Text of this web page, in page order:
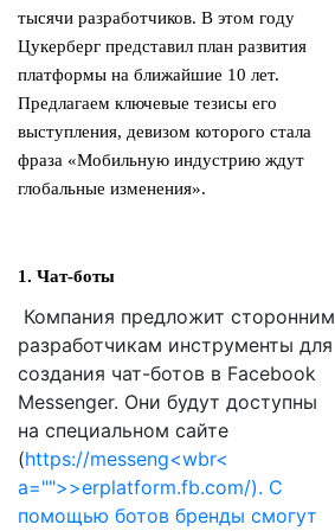
тысячи разработчиков. В этом году
Цукерберг представил план развития
платформы на ближайшие 10 лет.
Предлагаем ключевые тезисы его
выступления, девизом которого стала
фраза «Мобильную индустрию ждут
глобальные изменения».
1. Чат-боты
Компания предложит сторонним
разработчикам инструменты для
создания чат-ботов в Facebook
Messenger. Они будут доступны
на специальном сайте
(https://messeng<wbr<
a="">>erplatform.fb.com/). С
помощью ботов бренды смогут